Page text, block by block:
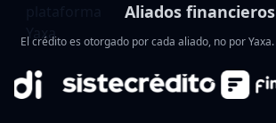
Aliados financieros
El crédito es otorgado por cada aliado, no por Yaxa.